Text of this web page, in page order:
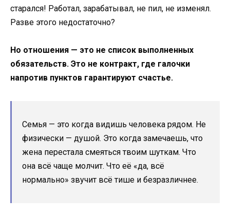
старался! Работал, зарабатывал, не пил, не изменял.
Разве этого недостаточно?
Но отношения — это не список выполненных
обязательств. Это не контракт, где галочки
напротив пунктов гарантируют счастье.
Семья — это когда видишь человека рядом. Не
физически — душой. Это когда замечаешь, что
жена перестала смеяться твоим шуткам. Что
она всё чаще молчит. Что её «да, всё
нормально» звучит всё тише и безразличнее.